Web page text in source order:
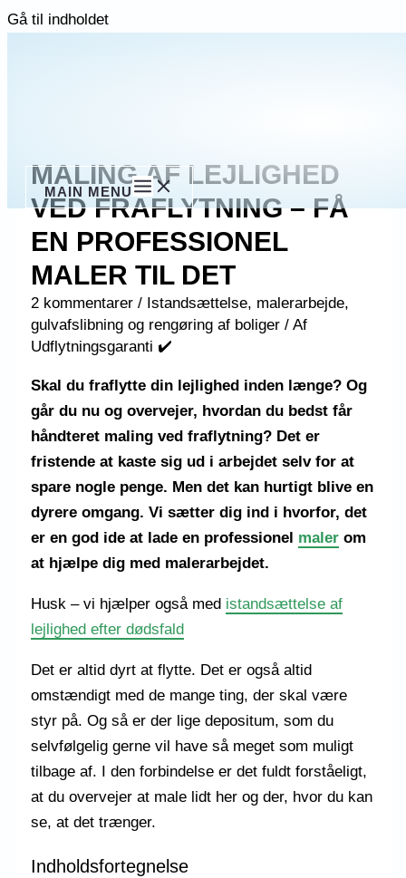
Gå til indholdet
MAIN MENU
MALING AF LEJLIGHED
VED FRAFLYTNING – FÅ
EN PROFESSIONEL
MALER TIL DET
2 kommentarer / Istandsættelse, malerarbejde,
gulvafslibning og rengøring af boliger / Af
Udflytningsgaranti ✔️
Skal du fraflytte din lejlighed inden længe? Og
går du nu og overvejer, hvordan du bedst får
håndteret maling ved fraflytning? Det er
fristende at kaste sig ud i arbejdet selv for at
spare nogle penge. Men det kan hurtigt blive en
dyrere omgang. Vi sætter dig ind i hvorfor, det
er en god ide at lade en professionel maler om
at hjælpe dig med malerarbejdet.
Husk – vi hjælper også med istandsættelse af
lejlighed efter dødsfald
Det er altid dyrt at flytte. Det er også altid
omstændigt med de mange ting, der skal være
styr på. Og så er der lige depositum, som du
selvfølgelig gerne vil have så meget som muligt
tilbage af. I den forbindelse er det fuldt forståeligt,
at du overvejer at male lidt her og der, hvor du kan
se, at det trænger.
Indholdsfortegnelse